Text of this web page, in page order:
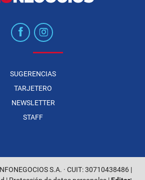
SUGERENCIAS
TARJETERO
NEWSLETTER
STAFF
S.A. · CUIT: 30710438486 |